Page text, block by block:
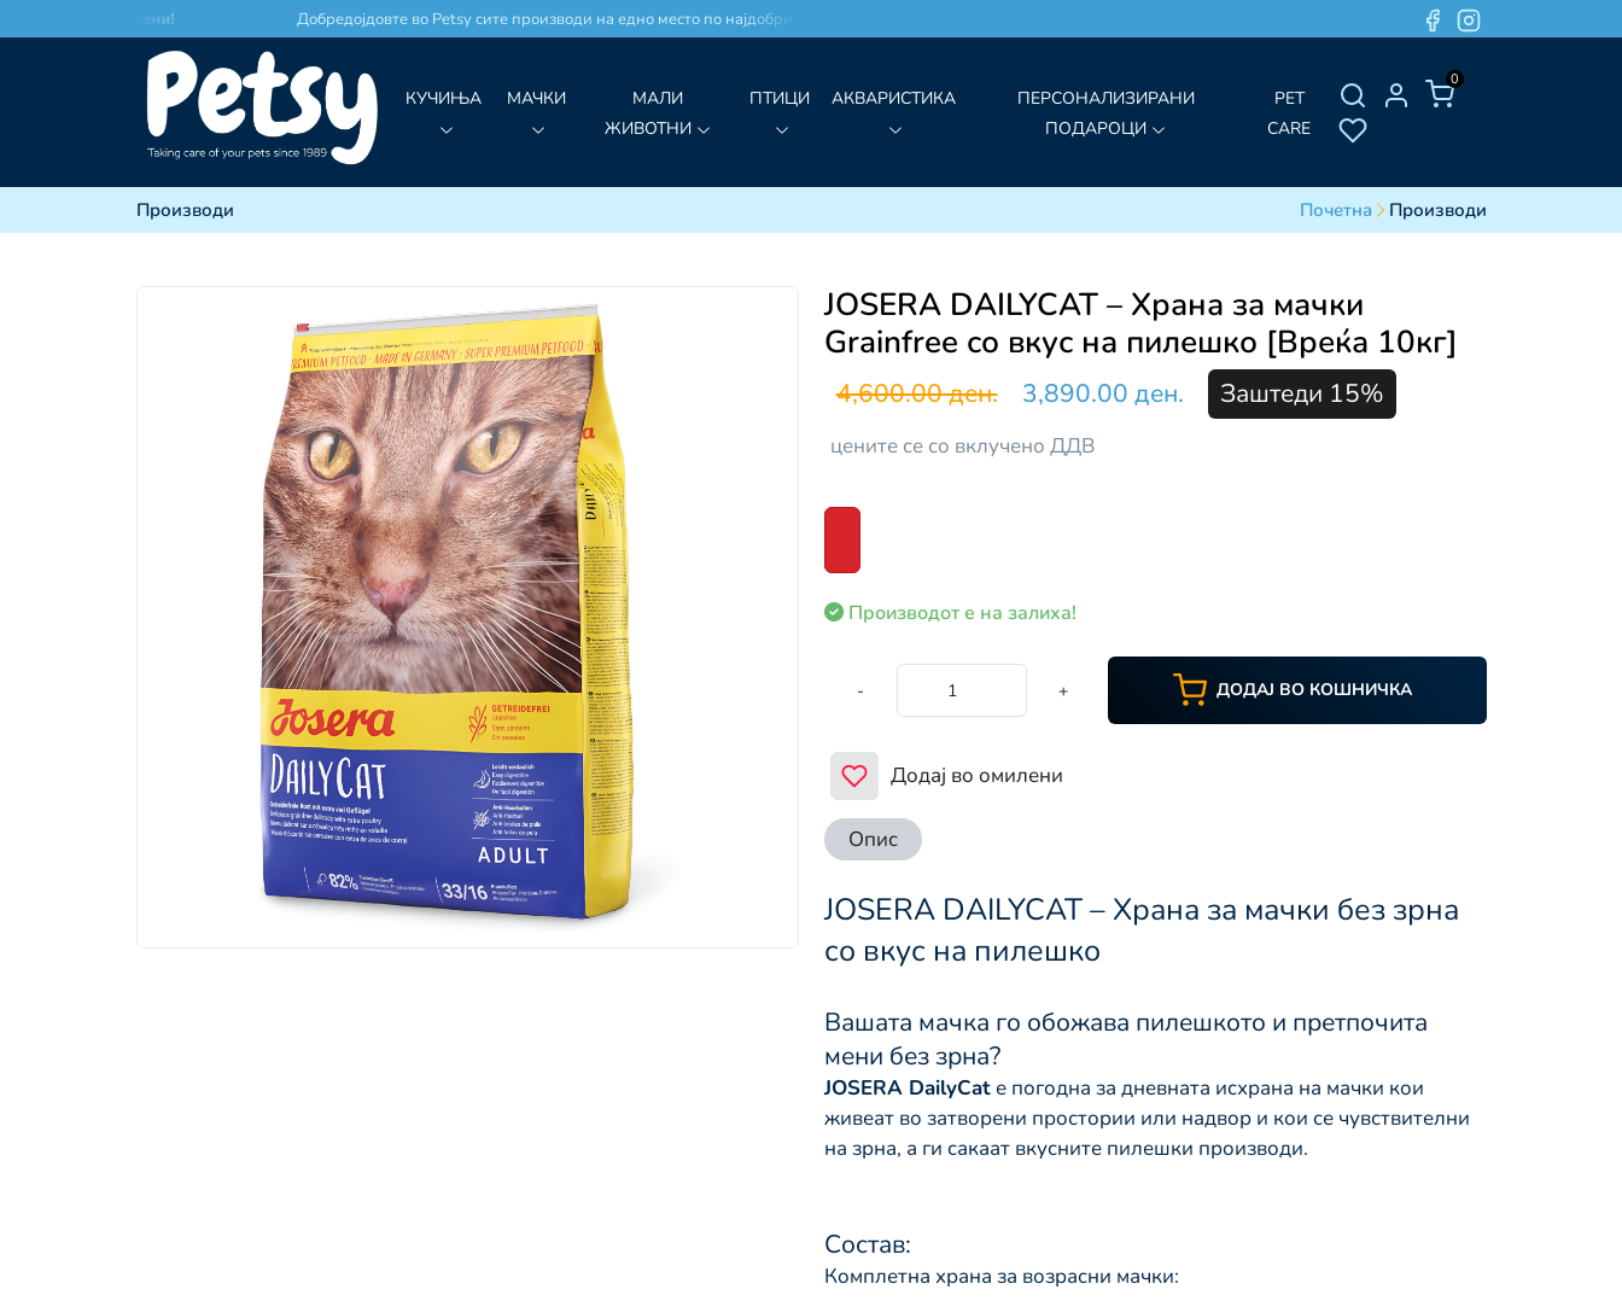
по најдобри цени! Добредојдовте во Petsy сите производи на едно место по најдобри цени!
0
КУЧИЊА МАЧКИ
МАЛИ
ЖИВОТНИ
ПТИЦИ АКВАРИСТИКА
ПЕРСОНАЛИЗИРАНИ
ПОДАРОЦИ
PET
CARE
Производи Почетна Производи
JOSERA DAILYCAT – Храна за мачки
Grainfree со вкус на пилешко [Вреќа 10кг]
4,600.00 ден. 3,890.00 ден. Заштеди 15%
цените се со вклучено ДДВ
Производот е на залиха!
- + ДОДАЈ ВО КОШНИЧКА
Додај во омилени
Опис
JOSERA DAILYCAT – Храна за мачки без зрна
со вкус на пилешко
Вашата мачка го обожава пилешкото и претпочита
мени без зрна?
JOSERA DailyCatе погодна за дневната исхрана на мачки кои
живеат во затворени простории или надвор и кои се чувствителни
на зрна, а ги сакаат вкусните пилешки производи.
Состав:
Комплетна храна за возрасни мачки: